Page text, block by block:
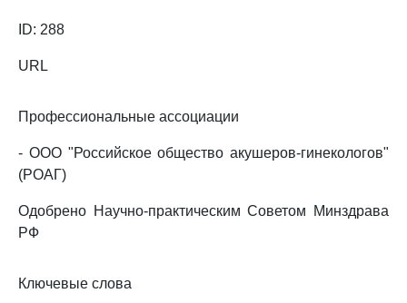
ID: 288
URL
Профессиональные ассоциации
- ООО "Российское общество акушеров-гинекологов"
(РОАГ)
Одобрено Научно-практическим Советом Минздрава
РФ
Ключевые слова